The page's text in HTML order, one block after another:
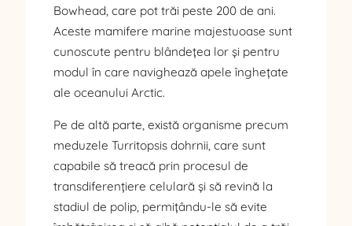
Bowhead, care pot trăi peste 200 de ani.
Aceste mamifere marine majestuoase sunt
cunoscute pentru blândețea lor și pentru
modul în care navighează apele înghețate
ale oceanului Arctic.
Pe de altă parte, există organisme precum
meduzele Turritopsis dohrnii, care sunt
capabile să treacă prin procesul de
transdiferențiere celulară și să revină la
stadiul de polip, permițându-le să evite